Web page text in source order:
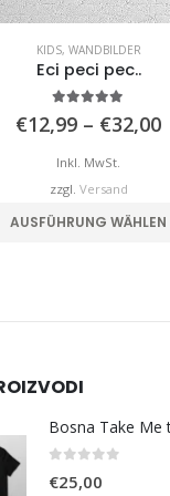
KIDS, WANDBILDER
Eci peci pec..
€12,99 – €32,00
Inkl. MwSt.
zzgl. Versand
AUSFÜHRUNG WÄHLEN
€25,00